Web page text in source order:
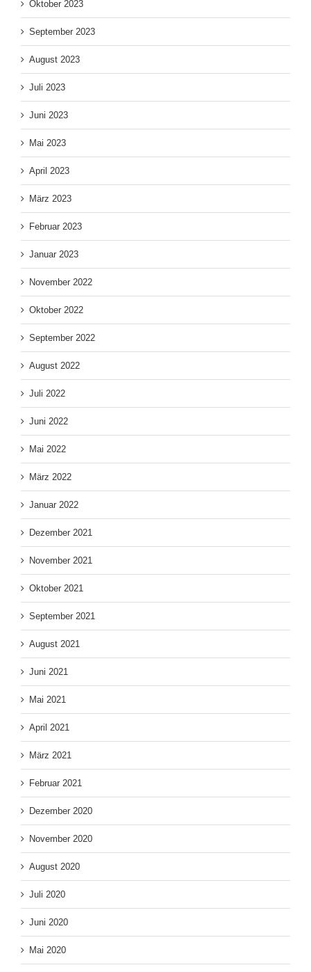
Oktober 2023
September 2023
August 2023
Juli 2023
Juni 2023
Mai 2023
April 2023
März 2023
Februar 2023
Januar 2023
November 2022
Oktober 2022
September 2022
August 2022
Juli 2022
Juni 2022
Mai 2022
März 2022
Januar 2022
Dezember 2021
November 2021
Oktober 2021
September 2021
August 2021
Juni 2021
Mai 2021
April 2021
März 2021
Februar 2021
Dezember 2020
November 2020
August 2020
Juli 2020
Juni 2020
Mai 2020